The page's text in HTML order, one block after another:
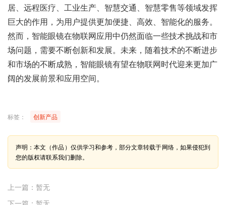
居、远程医疗、工业生产、智慧交通、智慧零售等领域发挥
巨大的作用，为用户提供更加便捷、高效、智能化的服务。
然而，智能眼镜在物联网应用中仍然面临一些技术挑战和市
场问题，需要不断创新和发展。未来，随着技术的不断进步
和市场的不断成熟，智能眼镜有望在物联网时代迎来更加广
阔的发展前景和应用空间。
标签： 创新产品
声明：本文（作品）仅供学习和参考，部分文章转载于网络，如果侵犯到
您的版权请联系我们删除。
上一篇：暂无